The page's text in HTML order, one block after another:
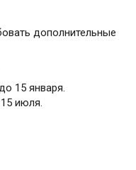
дополнительные
15 января.
июля.